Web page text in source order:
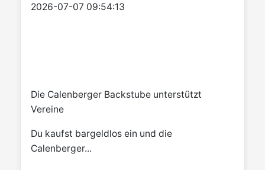
Details
2026-07-07 09:54:13
Die Calenberger Backstube unterstützt
Vereine
Du kaufst bargeldlos ein und die
Calenberger...